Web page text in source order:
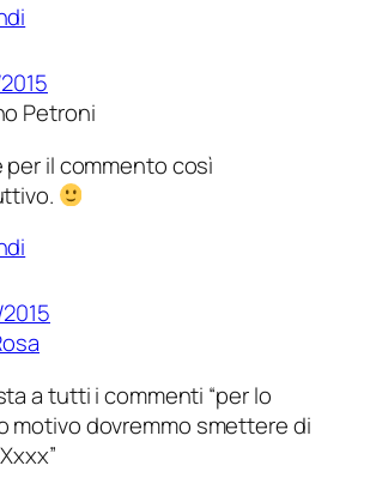
Petroni
per il commento così
a tutti i commenti “per lo
motivo dovremmo smettere di